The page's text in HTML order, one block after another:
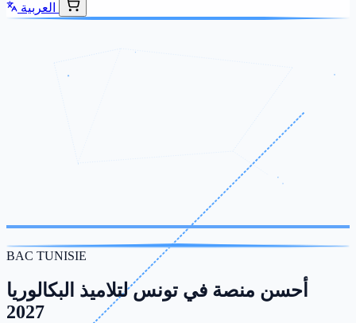
العربية
BAC TUNISIE
أحسن منصة في تونس لتلاميذ البكالوريا
2027